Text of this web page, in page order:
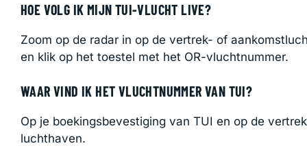
HOE VOLG IK MIJN TUI-VLUCHT LIVE?
Zoom op de radar in op de vertrek- of
en klik op het toestel met het OR-vluchtnummer.
WAAR VIND IK HET VLUCHTNUMMER VAN TUI?
Op je boekingsbevestiging van TUI en op de
luchthaven.